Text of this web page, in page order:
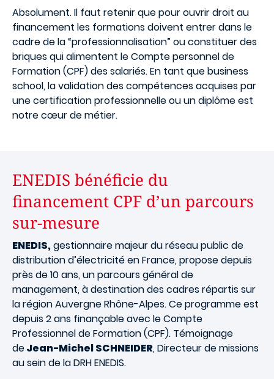
Absolument. Il faut retenir que pour ouvrir droit au
financement les formations doivent entrer dans le
cadre de la “professionnalisation” ou constituer des
briques qui alimentent le Compte personnel de
Formation (CPF) des salariés. En tant que business
school, la validation des compétences acquises par
une certification professionnelle ou un diplôme est
notre cœur de métier.
ENEDIS bénéficie du
financement CPF d’un parcours
sur-mesure
ENEDIS,gestionnaire majeur du réseau public de
distribution d’électricité en France, propose depuis
près de 10 ans, un parcours général de
management, à destination des cadres répartis sur
la région Auvergne Rhône-Alpes. Ce programme est
depuis 2 ans finançable avec le Compte
Professionnel de Formation (CPF). Témoignage
deJean-Michel SCHNEIDER, Directeur de missions
au sein de la DRH ENEDIS.